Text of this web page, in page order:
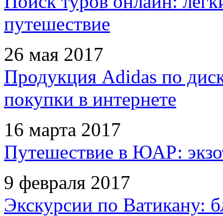
путешествие
26 мая 2017
Продукция Adidas по
покупки в интернете
16 марта 2017
Путешествие в ЮАР:
9 февраля 2017
Экскурсии по Ватикану: